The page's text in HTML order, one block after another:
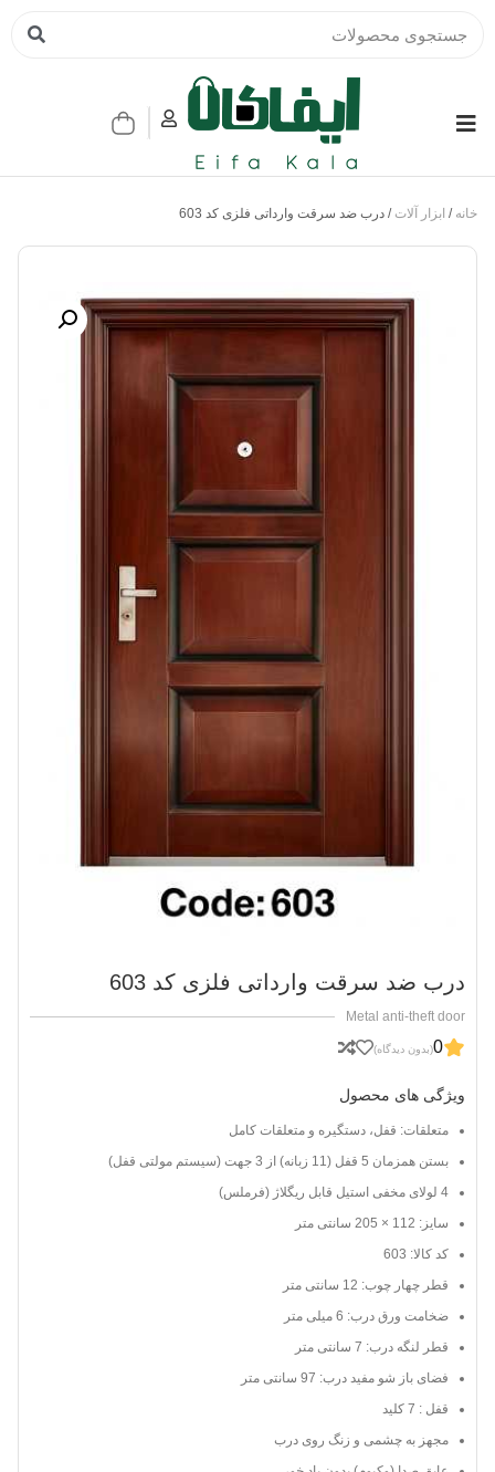
خانه / ابزار آلات / درب ضد سرقت وارداتی فلزی کد 603
درب ضد سرقت وارداتی فلزی کد 603
Metal anti-theft door
0(بدون دیدگاه)
ویژگی های محصول
متعلقات: قفل، دستگیره و متعلقات کامل
بستن همزمان 5 قفل (11 زبانه) از 3 جهت (سیستم مولتی قفل)
4 لولای مخفی استیل قابل ریگلاژ (فرملس)
سایز: 112 × 205 سانتی متر
کد کالا: 603
قطر چهار چوب: 12 سانتی متر
ضخامت ورق درب: 6 میلی متر
قطر لنگه درب: 7 سانتی متر
فضای باز شو مفید درب: 97 سانتی متر
قفل : 7 کلید
مجهز به چشمی و زنگ روی درب